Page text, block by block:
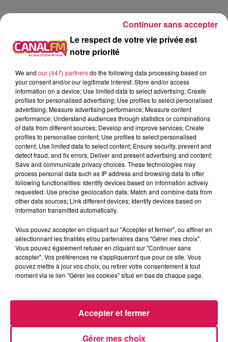
Canal fm
Geoffrey Deloux
La Ligne des Auditeurs
0:00 3 min 59 sec
13 mai 2025 - 3 min 59 sec
13.05.2025 - CHARLIE ET STYLIEN EN SPECTACLE
Revivez les meilleurs moments de la Ligne des Auditeurs
Le respect de votre vie privée est
notre priorité
We and our (447) partnersdo the following data processing based on
your consent and/or our legitimate interest: Store and/or access
information on a device; Use limited data to select advertising; Create
profiles for personalised advertising; Use profiles to select personalised
advertising; Measure advertising performance; Measure content
performance; Understand audiences through statistics or combinations
of data from different sources; Develop and improve services; Create
profiles to personalise content; Use profiles to select personalised
content; Use limited data to select content; Ensure security, prevent and
detect fraud, and fix errors; Deliver and present advertising and content;
Save and communicate privacy choices. These technologies may
process personal data such as IP address and browsing data to offer
following functionalities: Identify devices based on information actively
requested; Use precise geolocation data; Match and combine data from
other data sources; Link different devices; Identify devices based on
information transmitted automatically.
Vous pouvez accepter en cliquant sur "Accepter et fermer", ou affiner en
sélectionnant les finalités et/ou partenaires dans "Gérer mes choix".
Vous pouvez également refuser en cliquant sur "Continuer sans
accepter". Vos préférences ne s'appliqueront que pour ce site. Vous
pouvez mettre à jour vos choix, ou retirer votre consentement à tout
moment via le lien "Gérer les cookies" situé en bas de chaque page.
Gérer mes choix
Accepter et fermer
Continuer sans accepter